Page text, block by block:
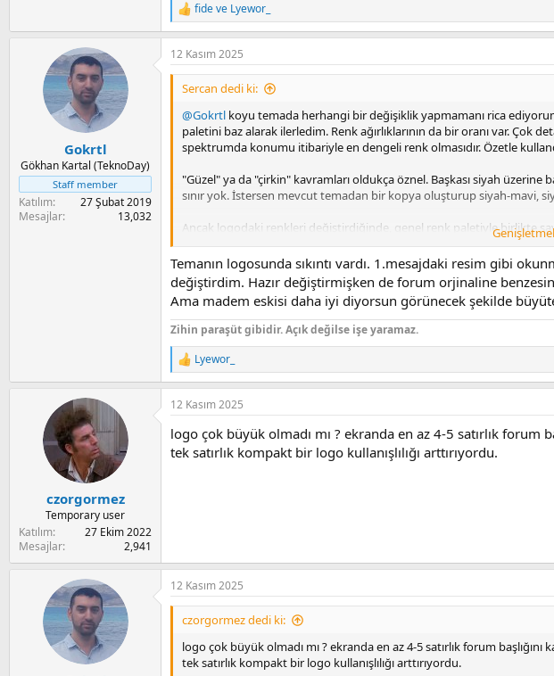
R
e
a
c
t
n
fideve Lyewor_
Gokrtl
Gökhan Kartal (TeknoDay)
Staff member
Katılım
27 Şubat 2019
Mesajlar
13,032
12 Kasım 2025
Sercan dedi ki:
@Gokrtl koyu temada herhangi bir değişiklik yapmamanı rica
paletini baz alarak ilerledim. Renk ağırlıklarının da bir oranı var. Çok
spektrumda konumu itibariyle en dengeli renk olmasıdır. Özetle
"Güzel" ya da "çirkin" kavramları oldukça öznel. Başkası siyah
sınır yok. İstersen mevcut temadan bir kopya oluşturup siyah-mavi,
Ancak logodaki renkleri değiştirdiğinde, genel renk paletiyle birlikte
nedenle mevcut haliyle görünüm biraz uyumsuz olmuş. Logoyu da
45032 eklentisine bak
@Gokrtl aşağıdaki konuyu okursan, devamında mavi denemeleri
'Varsayılan Tema Nasıl Değiştirilir?'
Yeni mesajların daha anlaşılır olması için renklerini değiştirip, yanlarına
Temanın logosunda sıkıntı vardı. 1.mesajdaki resim gibi
değiştirdim. Hazır değiştirmişken de forum orjinaline
Ama madem eskisi daha iyi diyorsun görünecek şekilde
Zihin paraşüt gibidir. Açık değilse işe yaramaz.
R
e
a
c
i
o
Lyewor_
czorgormez
Temporary user
Katılım
27 Ekim 2022
Mesajlar
2,941
12 Kasım 2025
logo çok büyük olmadı mı ? ekranda en az 4-5 satırlık forum
tek satırlık kompakt bir logo kullanışlılığı arttırıyordu.
12 Kasım 2025
czorgormez dedi ki:
logo çok büyük olmadı mı ? ekranda en az 4-5 satırlık forum
tek satırlık kompakt bir logo kullanışlılığı arttırıyordu.